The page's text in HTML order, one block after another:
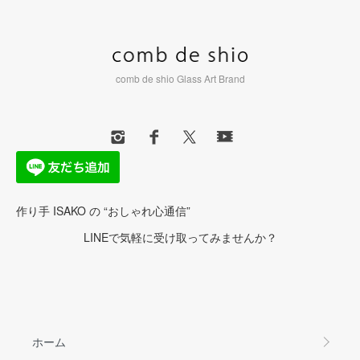
comb de shio Glass Art Brand
作り手 ISAKO の “おしゃれ心通信”
LINEで気軽に受け取ってみませんか？
ホーム